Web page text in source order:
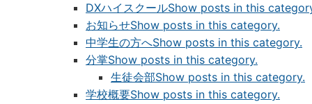
DXハイスクールShow posts in this
お知らせShow posts in this category.
中学生の方へShow posts in this category.
分掌Show posts in this category.
生徒会部Show posts in this category.
学校概要Show posts in this category.